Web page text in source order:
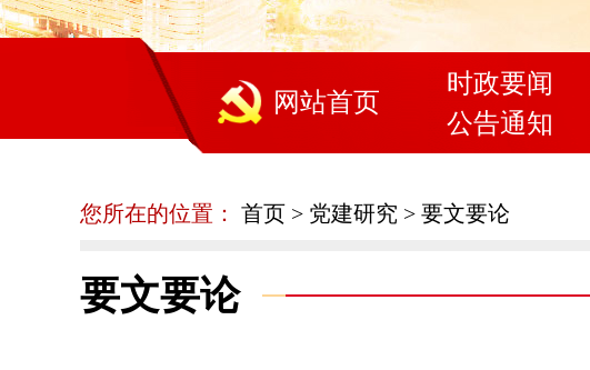
网站首页
时政要闻
公告通知
您所在的位置： 首页 > 党建研究 > 要文要论
要文要论